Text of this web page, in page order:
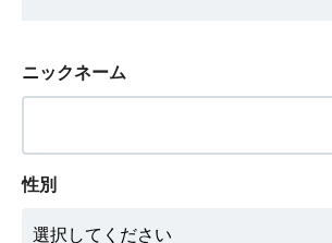
ニックネーム
性別